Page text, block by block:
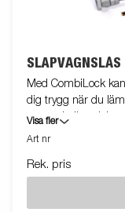
Med CombiLock
dig trygg när du
passar kulhandskar
kulkoppling ALBE
X S150, WINTERHOFF WW 13 / 14,
Visa fler
Art nr
Rek. pris